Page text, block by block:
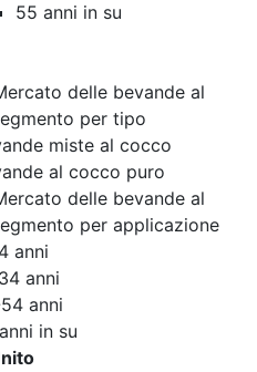
55 anni in su
delle bevande al
per tipo
miste al cocco
al cocco puro
delle bevande al
per applicazione
anni
anni
anni
in su